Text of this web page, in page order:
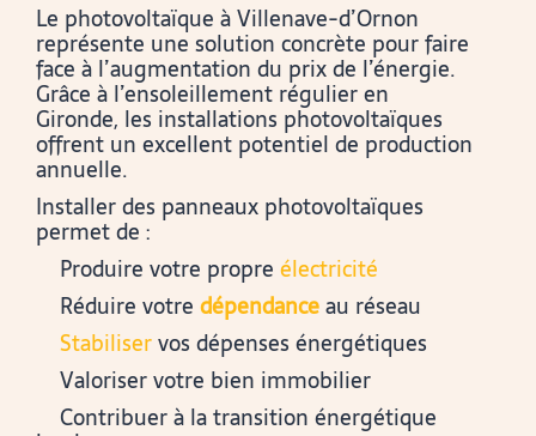
Le photovoltaïque à Villenave-d’Ornon
représente une solution concrète pour faire
face à l’augmentation du prix de l’énergie.
Grâce à l’ensoleillement régulier en
Gironde, les installations photovoltaïques
offrent un excellent potentiel de production
annuelle.
Installer des panneaux photovoltaïques
permet de :
Produire votre propre électricité
Réduire votre dépendanceau réseau
Stabiliservos dépenses énergétiques
Valoriser votre bien immobilier
Contribuer à la transition énergétique